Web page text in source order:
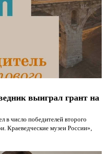
выиграл грант на
в число победителей второго
Краеведческие музеи России»,